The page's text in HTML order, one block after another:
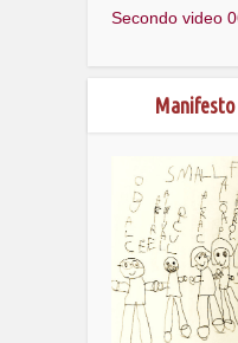
Secondo video